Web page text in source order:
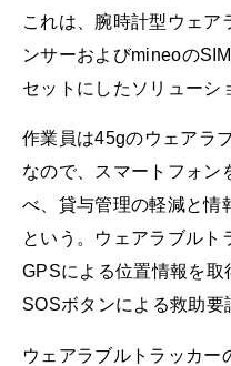
これは、腕時計型ウェア
ンサーおよびmineoの
セットにしたソリューシ
作業員は45gのウェアラ
なので、スマートフォン
べ、貸与管理の軽減と情
という。ウェアラブルト
GPSによる位置情報を取
SOSボタンによる救助要
ウェアラブルトラッカー